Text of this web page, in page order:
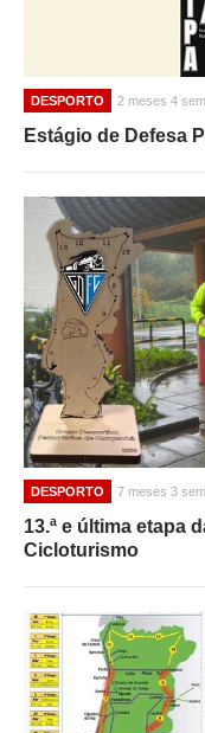
DESPORTO 2 meses 4
Estágio de Defesa
DESPORTO 7 meses 3
13.ª e última etapa
Cicloturismo